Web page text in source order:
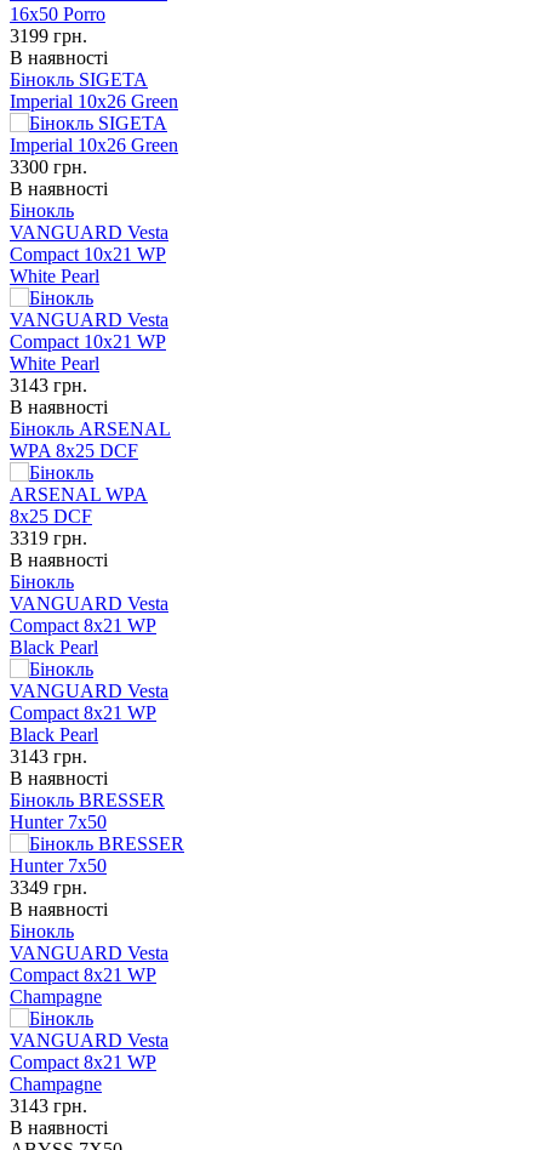
3199 грн.
В наявності
Бінокль SIGETA
Imperial 10x26 Green
3300 грн.
В наявності
Бінокль
VANGUARD Vesta
Compact 10x21 WP
White Pearl
3143 грн.
В наявності
Бінокль ARSENAL
WPA 8x25 DCF
3319 грн.
В наявності
Бінокль
VANGUARD Vesta
Compact 8x21 WP
Black Pearl
3143 грн.
В наявності
Бінокль BRESSER
Hunter 7x50
3349 грн.
В наявності
Бінокль
VANGUARD Vesta
Compact 8x21 WP
Champagne
3143 грн.
В наявності